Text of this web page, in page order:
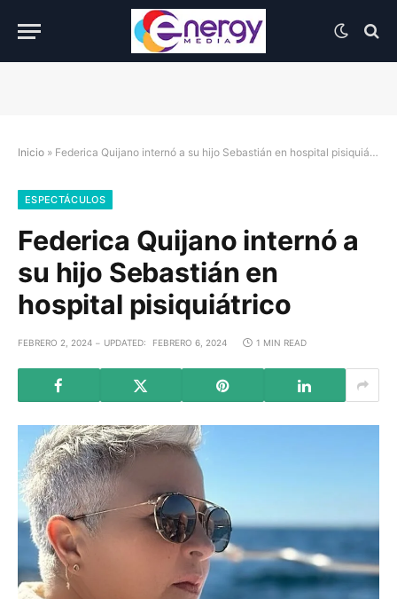
Inicio » Federica Quijano internó a su hijo Sebastián en hospital pisiquiátrico
ESPECTÁCULOS
Federica Quijano internó a
su hijo Sebastián en
hospital pisiquiátrico
FEBRERO 2, 2024 UPDATED: FEBRERO 6, 2024 1 MIN READ